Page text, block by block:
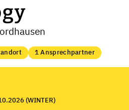
1 Ansprechpartner
(WINTER)